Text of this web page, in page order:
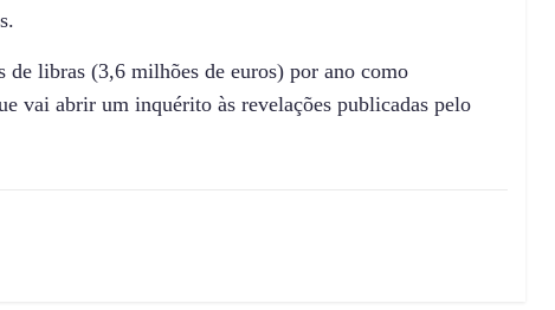
libras (3,6 milhões de euros) por ano como
vai abrir um inquérito às revelações publicadas pelo